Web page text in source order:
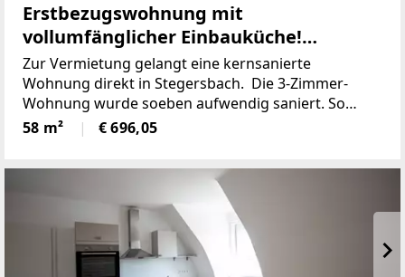
Erstbezugswohnung mit
vollumfänglicher Einbauküche!
(Provisionsfrei)
Zur Vermietung gelangt eine kernsanierte
Wohnung direkt in Stegersbach. Die 3-Zimmer-
Wohnung wurde soeben aufwendig saniert. So
wurde unter anderem dieElektronik gänzlich
erneuert und für einen niedrigen
58 m² € 696,05